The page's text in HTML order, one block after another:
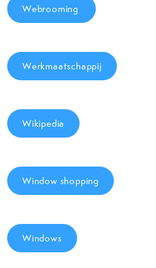
Webrooming
Werkmaatschappij
Wikipedia
Window shopping
Windows